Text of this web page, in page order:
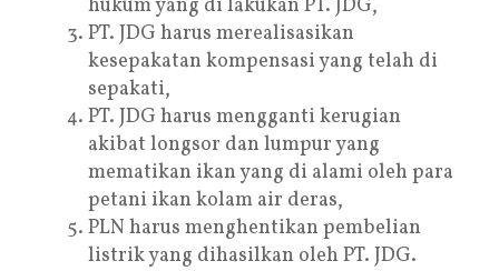
hukum yang di lakukan PT. JDG,
PT. JDG harus merealisasikan
kesepakatan kompensasi yang telah di
sepakati,
PT. JDG harus mengganti kerugian
akibat longsor dan lumpur yang
mematikan ikan yang di alami oleh para
petani ikan kolam air deras,
PLN harus menghentikan pembelian
listrik yang dihasilkan oleh PT. JDG.